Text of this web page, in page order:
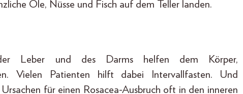
Öle, Nüsse und Fisch auf dem Teller landen.
Leber und des Darms helfen dem Körper,
Vielen Patienten hilft dabei Intervallfasten. Und
für einen Rosacea-Ausbruch oft in den inneren